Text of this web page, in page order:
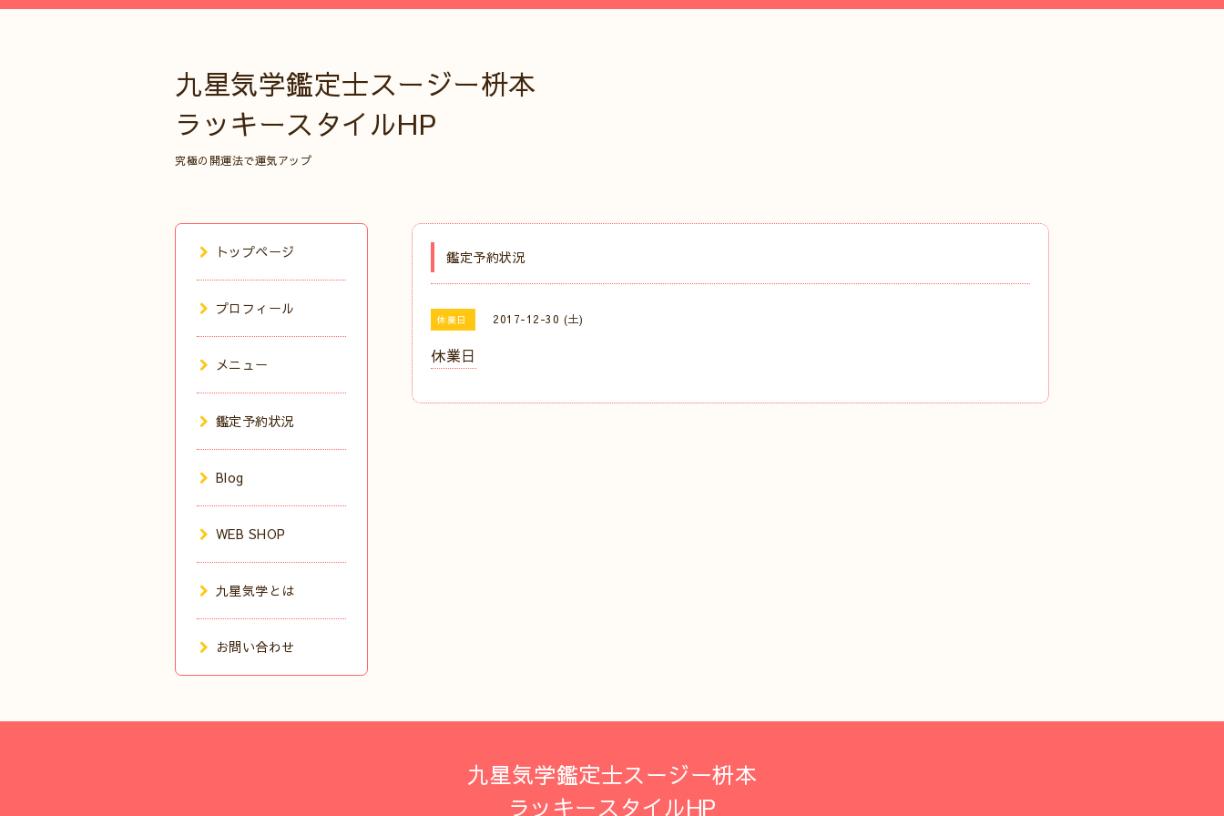
九星気学鑑定士スージー枡本
ラッキースタイルHP
究極の開運法で運気アップ
鑑定予約状況
休業日 2017-12-30 (土)
休業日
トップページ
プロフィール
メニュー
鑑定予約状況
Blog
WEB SHOP
九星気学とは
お問い合わせ
九星気学鑑定士スージー枡本
ラッキースタイルHP